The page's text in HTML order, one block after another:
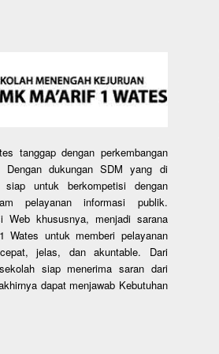
tanggap dengan perkembangan
Dengan dukungan SDM yang di
untuk berkompetisi dengan
pelayanan informasi publik.
Web khususnya, menjadi sarana
Wates untuk memberi pelayanan
jelas, dan akuntable. Dari
siap menerima saran dari
dapat menjawab Kebutuhan